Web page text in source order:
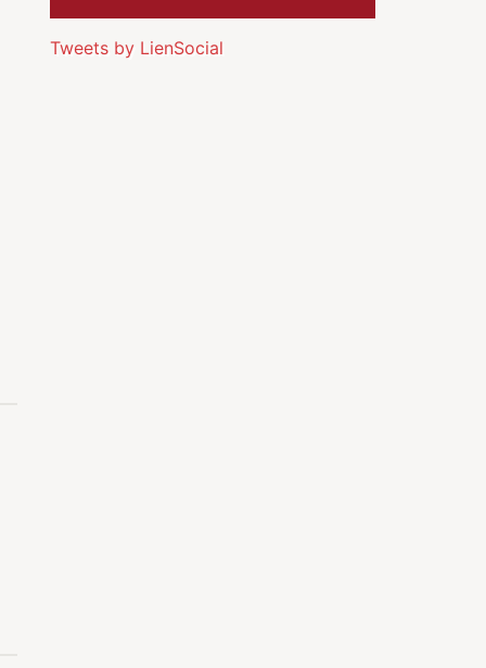
Tweets by LienSocial